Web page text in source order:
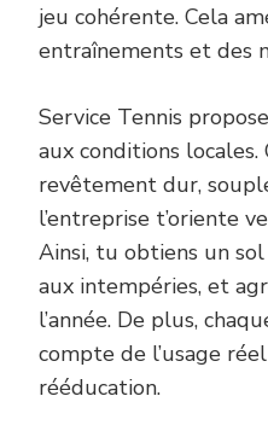
jeu cohérente. Cela
entraînements et des
Service Tennis
aux conditions locales.
revêtement dur,
l’entreprise t’oriente
Ainsi, tu obtiens un
aux intempéries, et
l’année. De plus,
compte de l’usage
rééducation.